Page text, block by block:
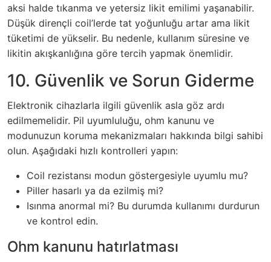
aksi halde tıkanma ve yetersiz likit emilimi yaşanabilir.
Düşük dirençli coil’lerde tat yoğunluğu artar ama likit
tüketimi de yükselir. Bu nedenle, kullanım süresine ve
likitin akışkanlığına göre tercih yapmak önemlidir.
10. Güvenlik ve Sorun Giderme
Elektronik cihazlarla ilgili güvenlik asla göz ardı
edilmemelidir. Pil uyumluluğu, ohm kanunu ve
modunuzun koruma mekanizmaları hakkında bilgi sahibi
olun. Aşağıdaki hızlı kontrolleri yapın:
Coil rezistansı modun göstergesiyle uyumlu mu?
Piller hasarlı ya da ezilmiş mi?
Isınma anormal mi? Bu durumda kullanımı durdurun
ve kontrol edin.
Ohm kanunu hatırlatması